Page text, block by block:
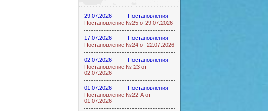
29.07.2026
Постановления
Постановление №25 от29.07.2026
17.07.2026
Постановления
Постановление №24 от 22.07.2026
02.07.2026
Постановления
Постановление № 23 от
02.07.2026
01.07.2026
Постановления
Постановление №22-А от
01.07.2026